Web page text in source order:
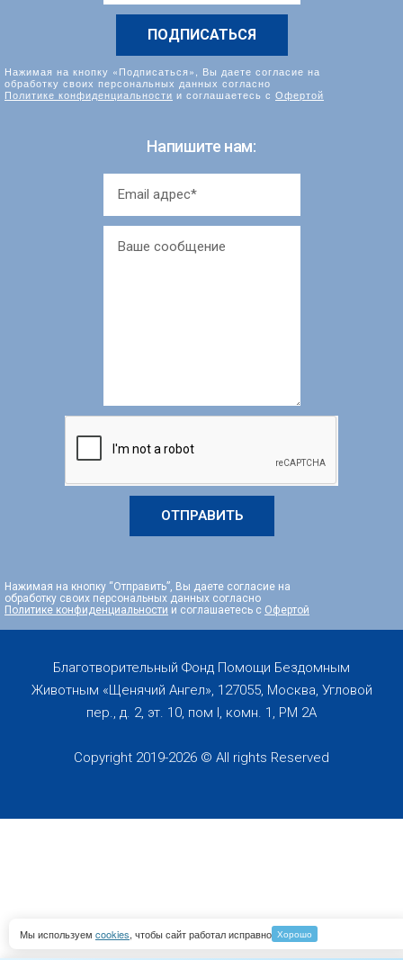
Нажимая на кнопку «Подписаться», Вы даете согласие на
обработку своих персональных данных согласно
Политике конфиденциальности и соглашаетесь с Офертой
Напишите нам:
ОТПРАВИТЬ
Нажимая на кнопку “Отправить”, Вы даете согласие на
обработку своих персональных данных согласно
Политике конфиденциальности и соглашаетесь с Офертой
Благотворительный Фонд Помощи Бездомным
Животным «Щенячий Ангел», 127055, Москва, Угловой
пер., д. 2, эт. 10, пом I, комн. 1, PM 2А
Copyright 2019-2026 © All rights Reserved
Мы используем cookies, чтобы сайт работал исправно Хорошо